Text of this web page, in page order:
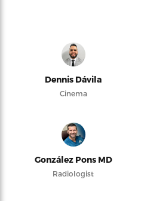
Dennis Dávila
Cinema
González Pons MD
Radiologist